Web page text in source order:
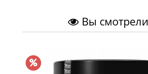
Вы смотрели